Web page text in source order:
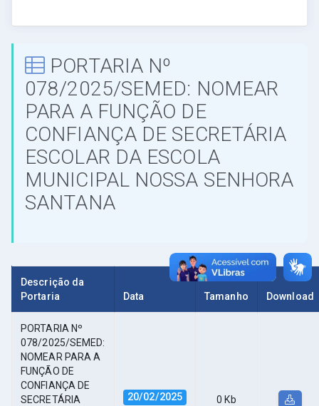
PORTARIA Nº
078/2025/SEMED: NOMEAR
PARA A FUNÇÃO DE
CONFIANÇA DE SECRETÁRIA
ESCOLAR DA ESCOLA
MUNICIPAL NOSSA SENHORA
SANTANA
Descrição da
Portaria
Data Tamanho Download
PORTARIA Nº
078/2025/SEMED:
NOMEAR PARA A
FUNÇÃO DE
CONFIANÇA DE
SECRETÁRIA
20/02/2025 0 Kb